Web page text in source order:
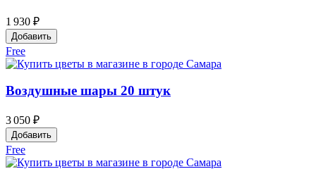
1 930 ₽
Добавить
Free
Воздушные шары 20 штук
3 050 ₽
Добавить
Free